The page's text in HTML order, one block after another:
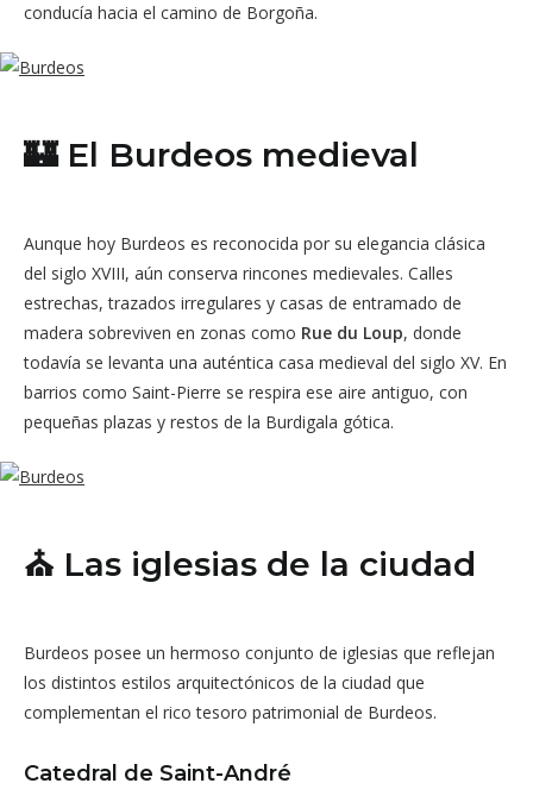
conducía hacia el camino de Borgoña.
🏰 El Burdeos medieval
Aunque hoy Burdeos es reconocida por su elegancia clásica
del siglo XVIII, aún conserva rincones medievales. Calles
estrechas, trazados irregulares y casas de entramado de
madera sobreviven en zonas como Rue du Loup, donde
todavía se levanta una auténtica casa medieval del siglo XV. En
barrios como Saint-Pierre se respira ese aire antiguo, con
pequeñas plazas y restos de la Burdigala gótica.
⛪ Las iglesias de la ciudad
Burdeos posee un hermoso conjunto de iglesias que reflejan
los distintos estilos arquitectónicos de la ciudad que
complementan el rico tesoro patrimonial de Burdeos.
Catedral de Saint-André